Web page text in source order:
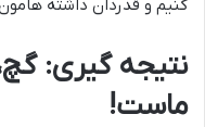
کنیم و قدردان داشته
نتیجه گیری:
ماست!